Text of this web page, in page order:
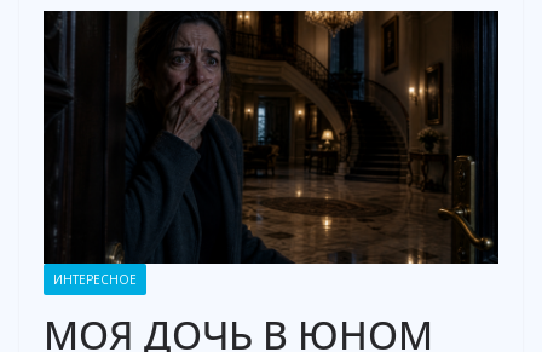
ИНТЕРЕСНОЕ
МОЯ ДОЧЬ В ЮНОМ